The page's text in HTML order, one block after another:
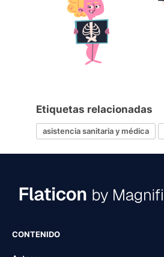
Etiquetas relacionadas
asistencia sanitaria y médica
CONTENIDO